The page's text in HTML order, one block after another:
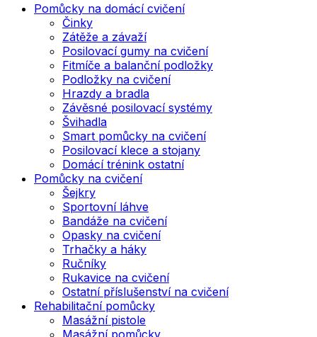
Pomůcky na domácí cvičení
Činky
Zátěže a závaží
Posilovací gumy na cvičení
Fitmíče a balanční podložky
Podložky na cvičení
Hrazdy a bradla
Závěsné posilovací systémy
Švihadla
Smart pomůcky na cvičení
Posilovací klece a stojany
Domácí trénink ostatní
Pomůcky na cvičení
Šejkry
Sportovní láhve
Bandáže na cvičení
Opasky na cvičení
Trhačky a háky
Ručníky
Rukavice na cvičení
Ostatní příslušenství na cvičení
Rehabilitační pomůcky
Masážní pistole
Masážní pomůcky